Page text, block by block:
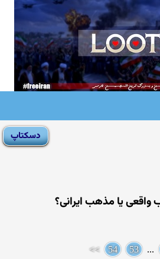
یا مذهب ایرانی؟
...
53
54
>>